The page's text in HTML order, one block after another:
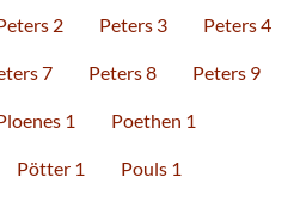
2 Peters 3 Peters 4
7 Peters 8 Peters 9
1 Poethen 1
Pötter 1 Pouls 1